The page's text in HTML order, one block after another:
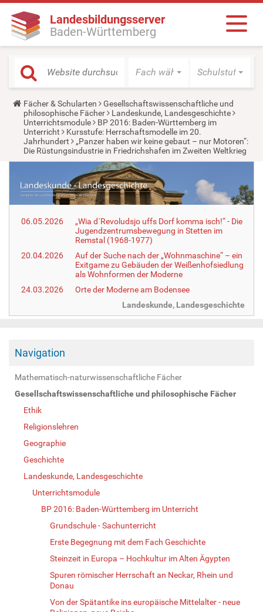
Landesbildungsserver
Baden-Württemberg
Fach wählen Schulstufe
Y
o
u
a
r
e
h
e
:
Fächer & Schularten
Gesellschaftswissenschaftliche und
philosophische Fächer
Landeskunde, Landesgeschichte
Unterrichtsmodule
BP 2016: Baden-Württemberg im
Unterricht
Kursstufe: Herrschaftsmodelle im 20.
Jahrhundert
„Panzer haben wir keine gebaut – nur Motoren“:
Die Rüstungsindustrie in Friedrichshafen im Zweiten Weltkrieg
06.05.2026
„Wia d´Revoludsjo uffs Dorf komma isch!“ - Die
Jugendzentrumsbewegung in Stetten im
Remstal (1968-1977)
20.04.2026
Auf der Suche nach der „Wohnmaschine“ – ein
Exitgame zu Gebäuden der Weißenhofsiedlung
als Wohnformen der Moderne
24.03.2026
Orte der Moderne am Bodensee
Landeskunde, Landesgeschichte
Navigation
Mathematisch-naturwissenschaftliche Fächer
Gesellschaftswissenschaftliche und philosophische Fächer
Ethik
Religionslehren
Geographie
Geschichte
Landeskunde, Landesgeschichte
Unterrichtsmodule
BP 2016: Baden-Württemberg im Unterricht
Grundschule - Sachunterricht
Erste Begegnung mit dem Fach Geschichte
Steinzeit in Europa – Hochkultur im Alten Ägypten
Spuren römischer Herrschaft an Neckar, Rhein und
Donau
Von der Spätantike ins europäische Mittelalter - neue